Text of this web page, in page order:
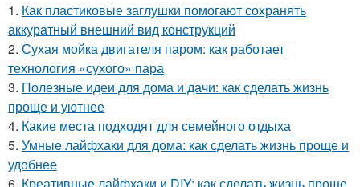
1. Как пластиковые заглушки помогают сохранять
аккуратный внешний вид конструкций
2. Сухая мойка двигателя паром: как работает
технология «сухого» пара
3. Полезные идеи для дома и дачи: как сделать жизнь
проще и уютнее
4. Какие места подходят для семейного отдыха
5. Умные лайфхаки для дома: как сделать жизнь проще и
удобнее